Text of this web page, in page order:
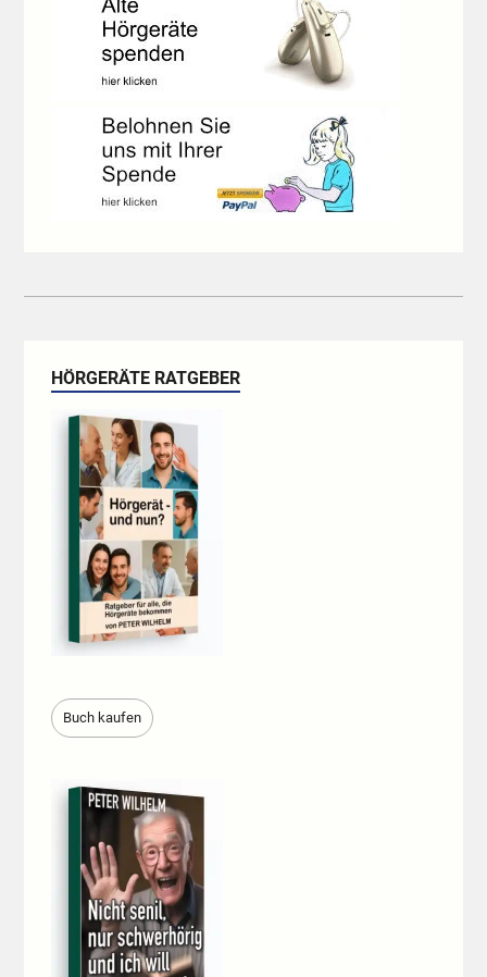
HÖRGERÄTE RATGEBER
Buch kaufen